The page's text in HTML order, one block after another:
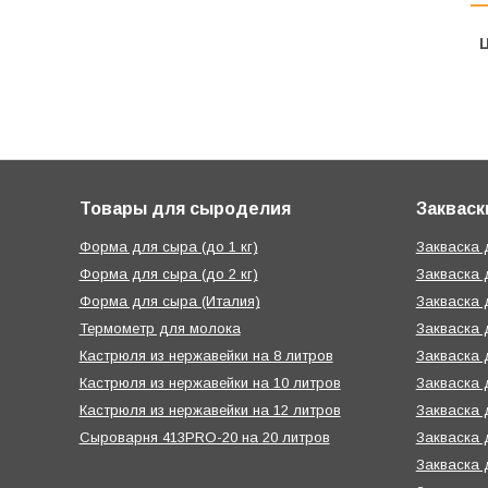
Товары для сыроделия
Форма для сыра (до 1 кг)
Форма для сыра (до 2 кг)
Форма для сыра (Италия)
Термометр для молока
Кастрюля из нержавейки на 8 литров
Кастрюля из нержавейки на 10 литров
Кастрюля из нержавейки на 12 литров
Сыроварня 413PRO-20 на 20 литров
Закваска
Закваска
Закваска
Закваска
Закваска
Закваска
Закваска
Закваска
Закваска